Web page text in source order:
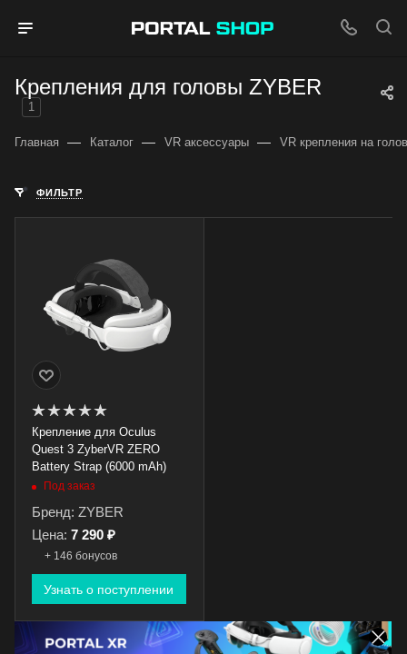
Крепления для головы ZYBER
1
Главная — Каталог — VR аксессуары — VR крепления на
ФИЛЬТР
Крепление для Oculus
Quest 3 ZyberVR ZERO
Battery Strap (6000 mAh)
Под заказ
Бренд: ZYBER
Цена: 7 290 ₽
+ 146 бонусов
Узнать о поступлении